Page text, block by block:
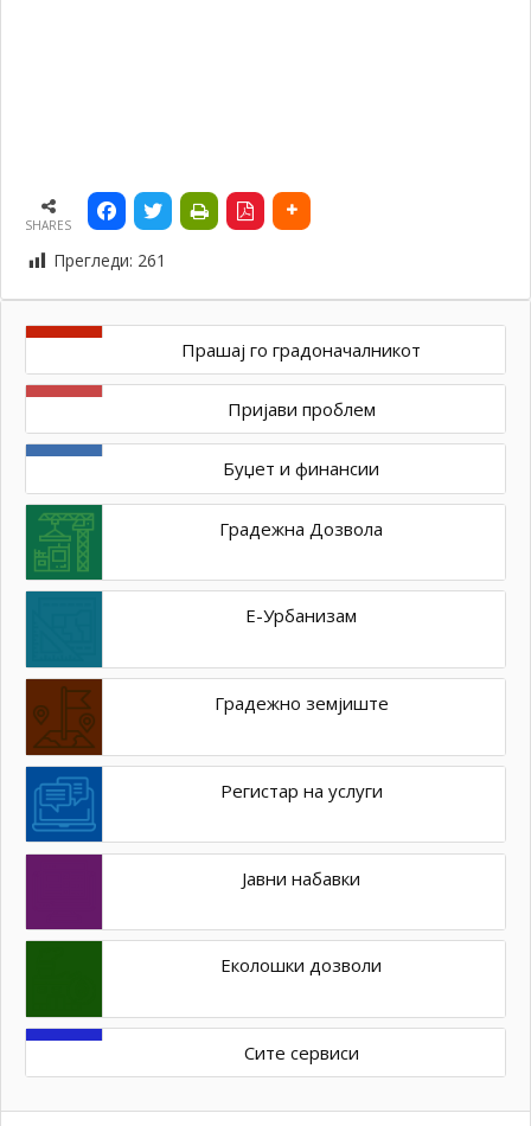
SHARES
Прегледи: 261
Прашај го градоначалникот
Пријави проблем
Буџет и финансии
Градежна Дозвола
Е-Урбанизам
Градежно земјиште
Регистар на услуги
Јавни набавки
Еколошки дозволи
Сите сервиси